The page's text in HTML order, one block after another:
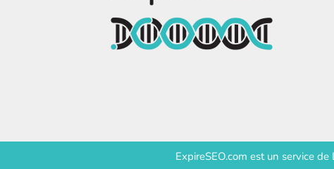
ExpireSEO.com est un service de